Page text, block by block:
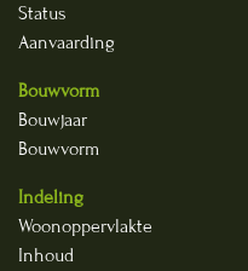
Status
Aanvaarding
Bouwvorm
Bouwjaar
Bouwvorm
Indeling
Woonoppervlakte
Inhoud